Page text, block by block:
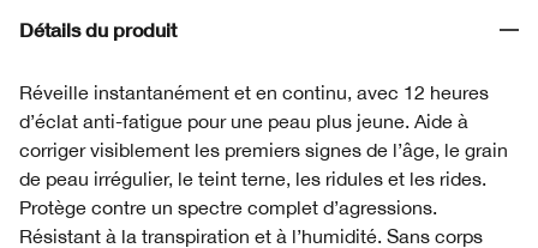
Détails du produit
Réveille instantanément et en continu, avec 12 heures
d’éclat anti-fatigue pour une peau plus jeune. Aide à
corriger visiblement les premiers signes de l’âge, le grain
de peau irrégulier, le teint terne, les ridules et les rides.
Protège contre un spectre complet d’agressions.
Résistant à la transpiration et à l’humidité. Sans corps